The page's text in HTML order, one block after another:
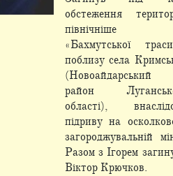
обстеження
північніше
«Бахмутської
поблизу села
(Новоайдарський
район
області),
підриву на
загороджувальній
Разом з Ігорем
Віктор Крючков.